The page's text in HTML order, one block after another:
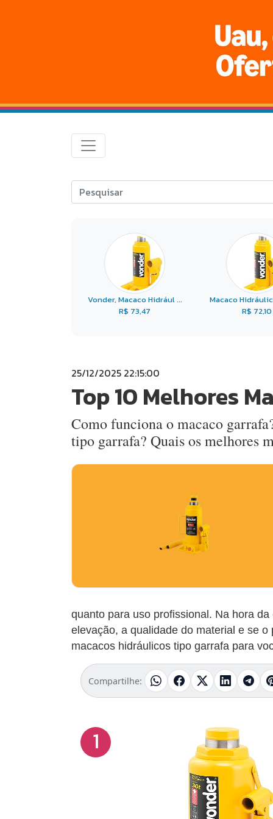
Vonder, Macaco Hidrául ...
R$ 73,47
Macaco
R$ 72,10
25/12/2025 22:15:00
Top 10 Melhores
Como funciona o macaco
tipo garrafa? Quais os melhores
quanto para uso profissional. Na hora
elevação, a qualidade do material e se
macacos hidráulicos tipo garrafa para
Compartilhe:
1